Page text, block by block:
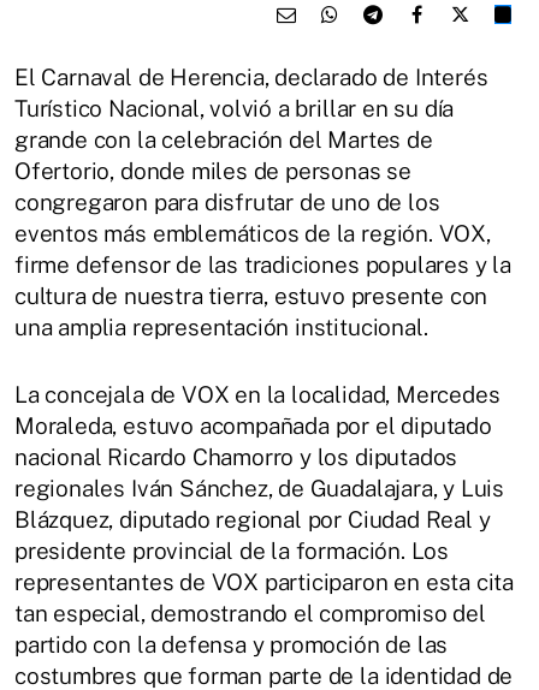
El Carnaval de Herencia, declarado de Interés
Turístico Nacional, volvió a brillar en su día
grande con la celebración del Martes de
Ofertorio, donde miles de personas se
congregaron para disfrutar de uno de los
eventos más emblemáticos de la región. VOX,
firme defensor de las tradiciones populares y la
cultura de nuestra tierra, estuvo presente con
una amplia representación institucional.
La concejala de VOX en la localidad, Mercedes
Moraleda, estuvo acompañada por el diputado
nacional Ricardo Chamorro y los diputados
regionales Iván Sánchez, de Guadalajara, y Luis
Blázquez, diputado regional por Ciudad Real y
presidente provincial de la formación. Los
representantes de VOX participaron en esta cita
tan especial, demostrando el compromiso del
partido con la defensa y promoción de las
costumbres que forman parte de la identidad de